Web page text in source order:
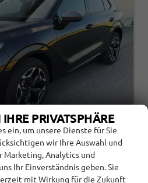
2.0 TSI 195 KW 4DRIVE VZ
GV5/100TKM
PRIVATSPHÄRE
ein, um unsere Dienste für Sie
wir Ihre Auswahl und
Marketing, Analytics und
Ihr Einverständnis geben. Sie
mit Wirkung für die Zukunft